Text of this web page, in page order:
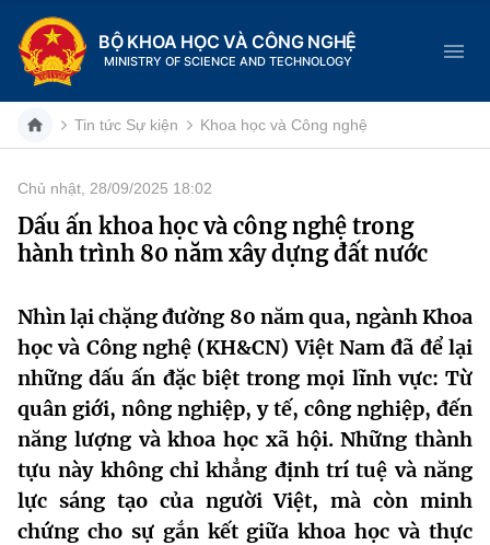
BỘ KHOA HỌC VÀ CÔNG NGHỆ
MINISTRY OF SCIENCE AND TECHNOLOGY
Danh mục
Trang chủ
Giới thiệu
Chức năng nhiệm vụ
Cơ cấu tổ chức
Lịch sử phát triển
Sở Khoa học và Công nghệ
Tin tức sự kiện
Khoa học và Công nghệ
Đổi mới sáng tạo
Chuyển đổi số
Dịch vụ công
Hệ thống văn bản
Văn bản QPPL
MST IOFFICE
Tin tức Sự kiện Khoa học và Công nghệ
Chủ nhật, 28/09/2025 18:02
Dấu ấn khoa học và công nghệ trong
hành trình 80 năm xây dựng đất nước
Nhìn lại chặng đường 80 năm qua, ngành Khoa
học và Công nghệ (KH&CN) Việt Nam đã để lại
những dấu ấn đặc biệt trong mọi lĩnh vực: Từ
quân giới, nông nghiệp, y tế, công nghiệp, đến
năng lượng và khoa học xã hội. Những thành
tựu này không chỉ khẳng định trí tuệ và năng
lực sáng tạo của người Việt, mà còn minh
chứng cho sự gắn kết giữa khoa học và thực